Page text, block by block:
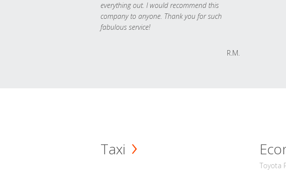
everything out. I would recommend this
company to anyone. Thank you for such
fabulous service!
R.M.
Taxi
Toyota